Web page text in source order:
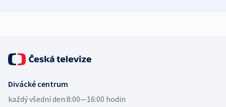
Divácké centrum
každý všední den:8:00—16:00 hodin